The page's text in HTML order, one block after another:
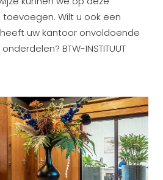
Wilt u ook een
uw kantoor onvoldoende
BTW-INSTITUUT